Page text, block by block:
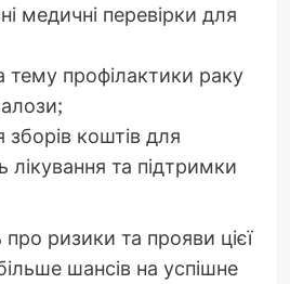
медичні перевірки для
тему профілактики раку
зборів коштів для
лікування та підтримки
ризики та прояви цієї
шансів на успішне